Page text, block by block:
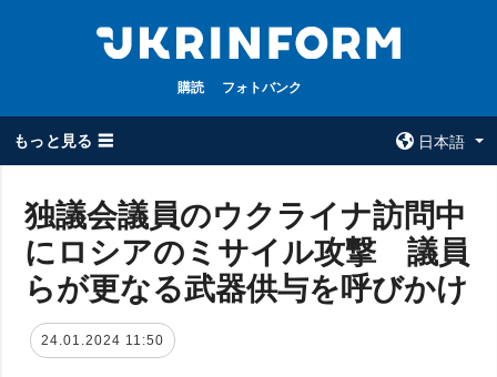
購読 フォトバンク
もっと見る ☰
日本語
全てのトピック
戦争
政治
ウクルインフォ
ルム
ウクルインフォル
独議会議員のウクライナ訪問中
にロシアのミサイル攻撃 議員
らが更なる武器供与を呼びかけ
24.01.2024 11:50